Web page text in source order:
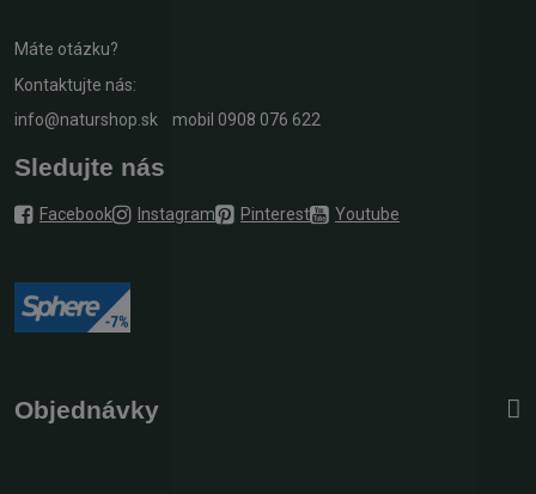
Máte otázku?
Kontaktujte nás:
info@naturshop.sk mobil 0908 076 622
Sledujte nás
Facebook Instagram Pinterest Youtube
Objednávky